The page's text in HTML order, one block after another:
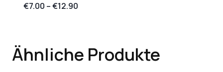
€7.00 –€12.90
Ähnliche Produkte